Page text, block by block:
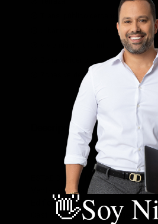
Zonas verdes
Descripción Adicional
ESTADO DEL INMUEBLE:
Venta de apartamento de una
Edificio Bahia concha en el
Castillogrande en Cartagena
👋Soy